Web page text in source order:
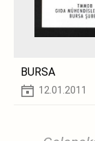
BURSA
12.01.2011